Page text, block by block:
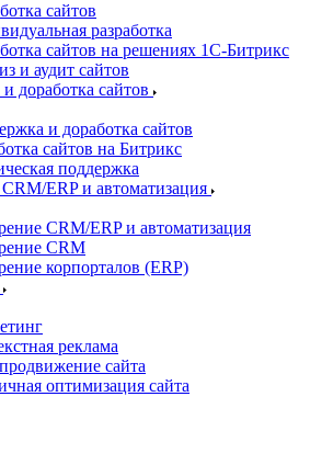
сайтов
разработка
сайтов на решениях 1С-Битрикс
и аудит сайтов
доработка сайтов
и доработка сайтов
сайтов на Битрикс
поддержка
ERP и автоматизация
CRM/ERP и автоматизация
CRM
корпорталов (ERP)
реклама
сайта
оптимизация сайта